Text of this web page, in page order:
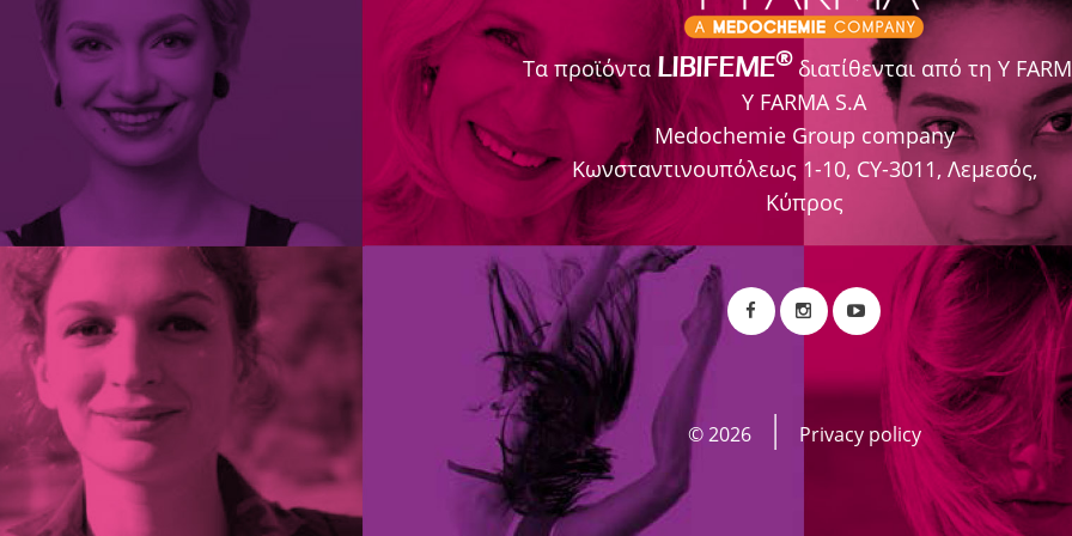
Myrtle Wilhite, MD, MS. Vaginal Dryness. PART II Integrative Approach to Disease
Τα προϊόντα LIBIFEME®διατίθενται από τη Y
Y FARMA S.A
Medochemie Group company
Κωνσταντινουπόλεως 1-10, CY-3011, Λεμεσός,
Κύπρος
© 2026 Privacy policy